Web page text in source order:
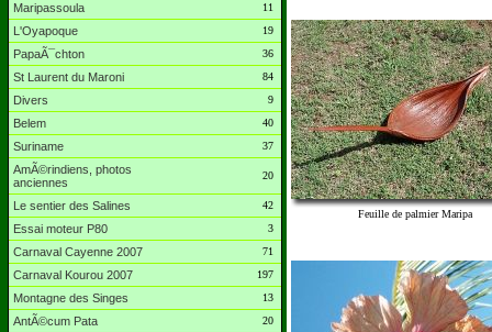
Maripassoula 11
L'Oyapoque 19
PapaÃ¯chton 36
St Laurent du Maroni 84
Divers 9
Belem 40
Suriname 37
AmÃ©rindiens, photos
anciennes
20
Le sentier des Salines 42
Essai moteur P80 3
Carnaval Cayenne 2007 71
Carnaval Kourou 2007 197
Montagne des Singes 13
AntÃ©cum Pata 20
Feuille de palmier Maripa